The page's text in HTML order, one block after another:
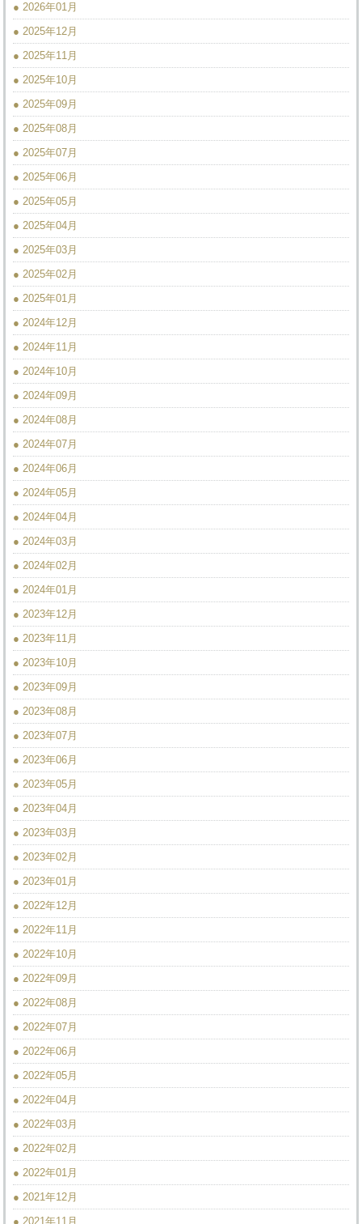
● 2026年01月
● 2025年12月
● 2025年11月
● 2025年10月
● 2025年09月
● 2025年08月
● 2025年07月
● 2025年06月
● 2025年05月
● 2025年04月
● 2025年03月
● 2025年02月
● 2025年01月
● 2024年12月
● 2024年11月
● 2024年10月
● 2024年09月
● 2024年08月
● 2024年07月
● 2024年06月
● 2024年05月
● 2024年04月
● 2024年03月
● 2024年02月
● 2024年01月
● 2023年12月
● 2023年11月
● 2023年10月
● 2023年09月
● 2023年08月
● 2023年07月
● 2023年06月
● 2023年05月
● 2023年04月
● 2023年03月
● 2023年02月
● 2023年01月
● 2022年12月
● 2022年11月
● 2022年10月
● 2022年09月
● 2022年08月
● 2022年07月
● 2022年06月
● 2022年05月
● 2022年04月
● 2022年03月
● 2022年02月
● 2022年01月
● 2021年12月
● 2021年11月